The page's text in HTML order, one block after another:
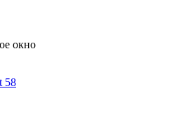
окно
58